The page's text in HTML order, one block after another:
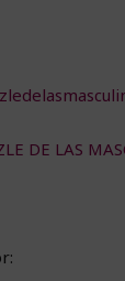
DE LAS